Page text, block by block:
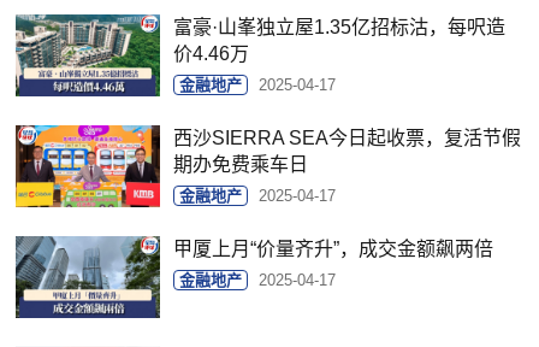
富豪·山峯独立屋1.35亿招标沽，每呎造
价4.46万
金融地产 2025-04-17
西沙SIERRA SEA今日起收票，复活节假
期办免费乘车日
金融地产 2025-04-17
甲厦上月“价量齐升”，成交金额飙两倍
金融地产 2025-04-17